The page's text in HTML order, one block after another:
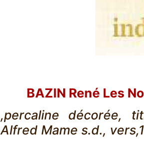
BAZIN René Les
,percaline décorée,
Alfred Mame s.d.,